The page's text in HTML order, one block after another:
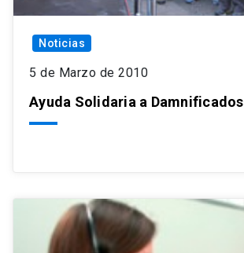
Noticias
5 de Marzo de 2010
Ayuda Solidaria a Damnificados